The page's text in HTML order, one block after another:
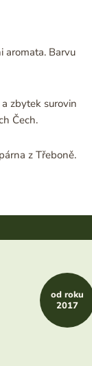
aromata. Barvu
zbytek surovin
Čech.
z Třeboně.
od roku
2017